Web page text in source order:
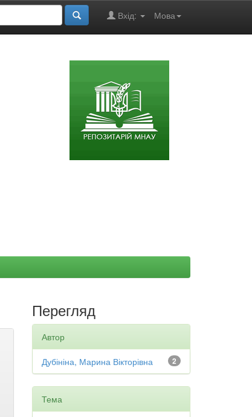
Мова
Вхід:
Перегляд
Автор
2
Дубініна, Марина Вікторівна
Тема